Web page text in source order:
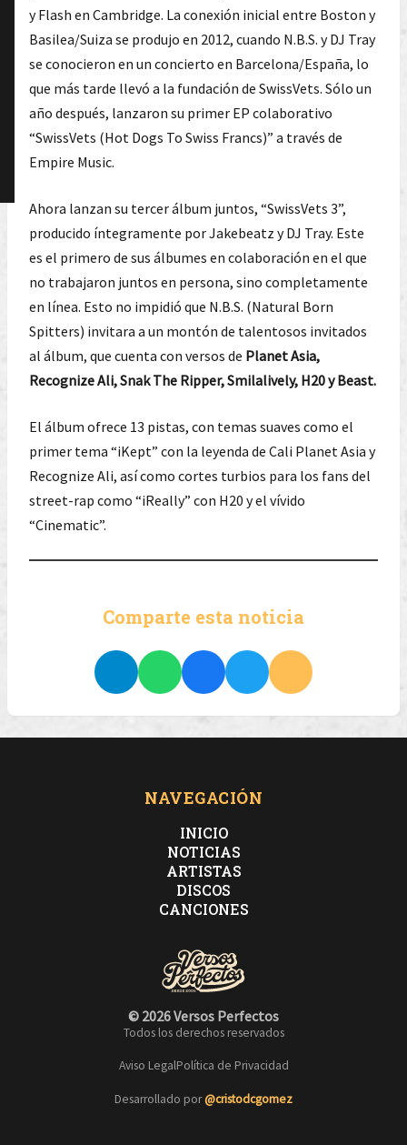
y Flash en Cambridge. La conexión inicial entre Boston y
Basilea/Suiza se produjo en 2012, cuando N.B.S. y DJ Tray
se conocieron en un concierto en Barcelona/España, lo
que más tarde llevó a la fundación de SwissVets. Sólo un
año después, lanzaron su primer EP colaborativo
“SwissVets (Hot Dogs To Swiss Francs)” a través de
Empire Music.
Ahora lanzan su tercer álbum juntos, “SwissVets 3”,
producido íntegramente por Jakebeatz y DJ Tray. Este
es el primero de sus álbumes en colaboración en el que
no trabajaron juntos en persona, sino completamente
en línea. Esto no impidió que N.B.S. (Natural Born
Spitters) invitara a un montón de talentosos invitados
al álbum, que cuenta con versos de Planet Asia,
Recognize Ali, Snak The Ripper, Smilalively, H20 y Beast.
El álbum ofrece 13 pistas, con temas suaves como el
primer tema “iKept” con la leyenda de Cali Planet Asia y
Recognize Ali, así como cortes turbios para los fans del
street-rap como “iReally” con H20 y el vívido
“Cinematic”.
Comparte esta noticia
NAVEGACIÓN
INICIO
NOTICIAS
ARTISTAS
DISCOS
CANCIONES
© 2026 Versos Perfectos
Todos los derechos reservados
Aviso LegalPolítica de Privacidad
Desarrollado por@cristodcgomez